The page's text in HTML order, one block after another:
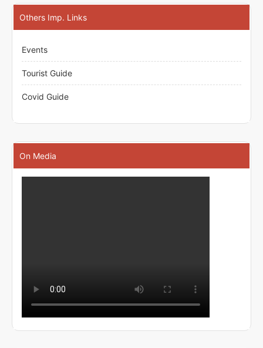
Others Imp. Links
Events
Tourist Guide
Covid Guide
On Media